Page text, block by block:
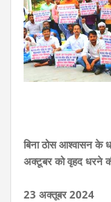
बिना ठोस आश्वासन के
अक्टूबर को वृहद धरने
23 अक्तूबर 2024